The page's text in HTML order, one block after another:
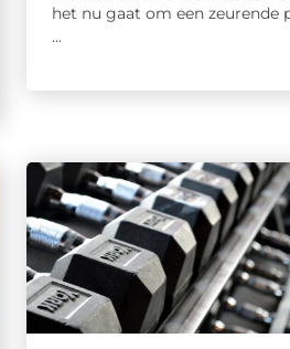
het nu gaat om een zeurende
...